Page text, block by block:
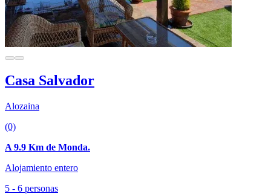
Casa Salvador
Alozaina
(0)
A 9.9 Km de Monda.
Alojamiento entero
5 - 6 personas